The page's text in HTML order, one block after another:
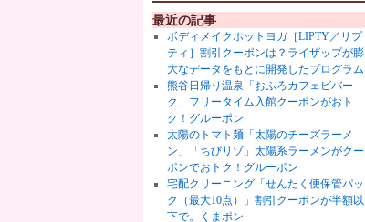
最近の記事
ボディメイクホットヨガ［LIPTY／リプ
ティ］割引クーポンは？ライザップが膨
大なデータをもとに開発したプログラム
熊谷日帰り温泉「おふろカフェビバー
ク」フリータイム入館クーポンがおト
ク！グルーポン
太陽のトマト麺「太陽のチーズラーメ
ン」「ちびリゾ」太陽系ラーメンがクー
ポンでおトク！グルーポン
宅配クリーニング「せんたく便保管パッ
ク（最大10点）」割引クーポンが半額以
下で。くまポン